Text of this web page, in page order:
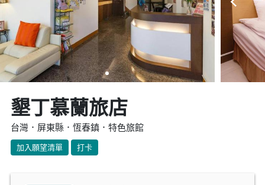
墾丁慕蘭旅店
台灣．屏東縣．恆春鎮．特色旅館
加入願望清單 打卡